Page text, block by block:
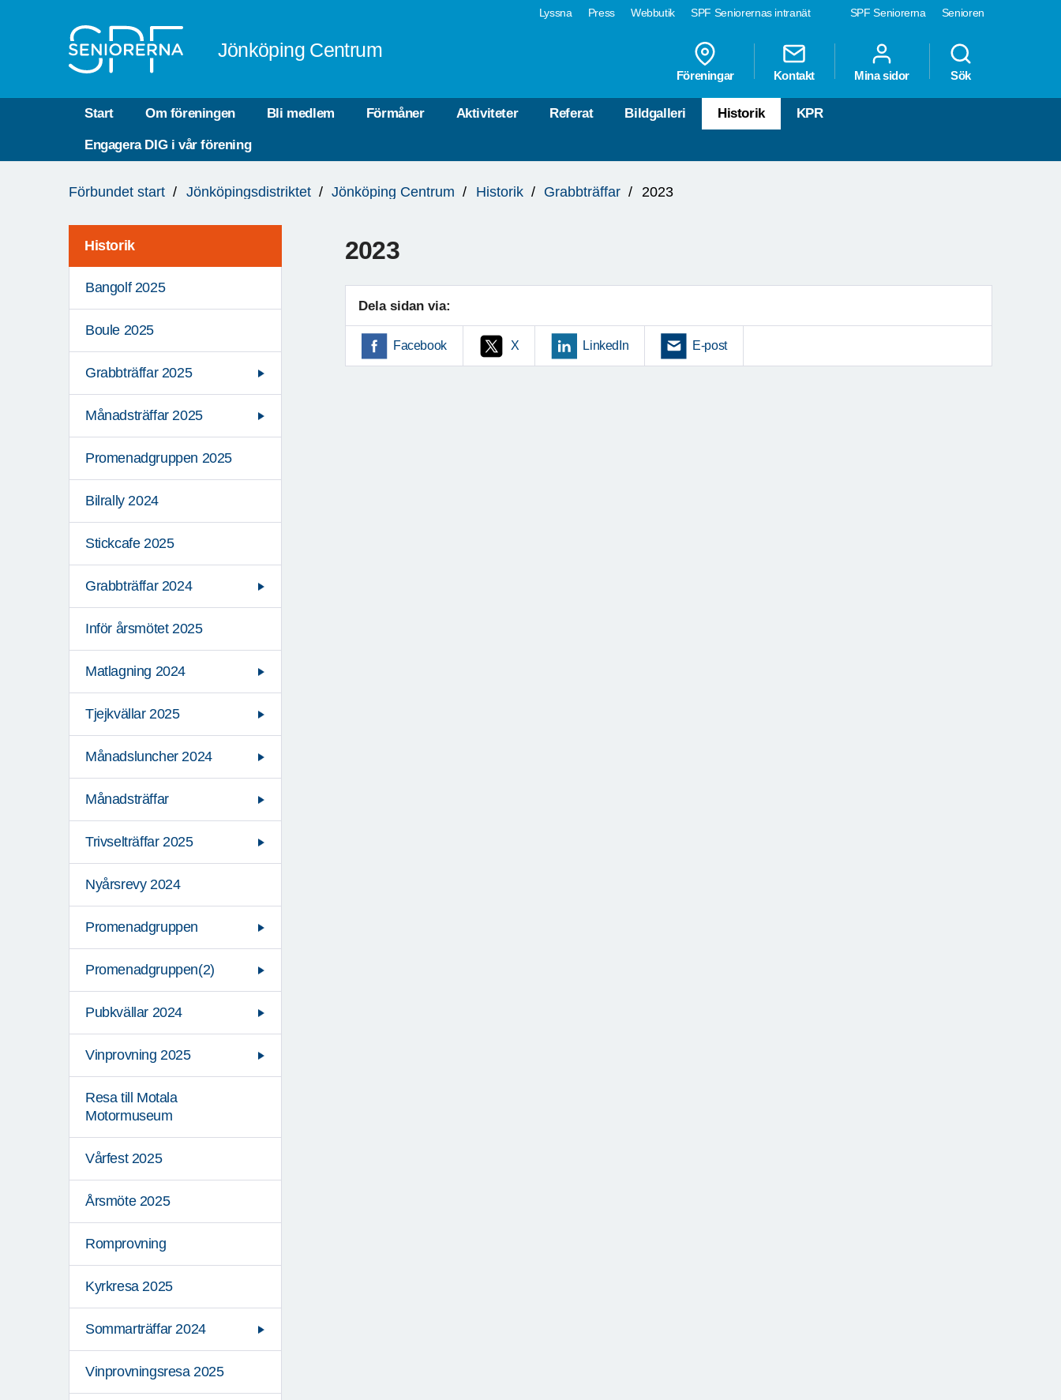
SPF Seniorerna Senioren
Lyssna Press Webbutik SPF Seniorernas intranät
Jönköping Centrum
Föreningar Kontakt Mina sidor Sök
Start Om föreningen Bli medlem Förmåner Aktiviteter Referat Bildgalleri Historik KPR
Engagera DIG i vår förening
är
Förbundet start Jönköpingsdistriktet Jönköping Centrum Historik Grabbträffar 2023
Historik
Bangolf 2025
Boule 2025
Grabbträffar 2025
Månadsträffar 2025
Promenadgruppen 2025
Bilrally 2024
Stickcafe 2025
Grabbträffar 2024
Inför årsmötet 2025
Matlagning 2024
Tjejkvällar 2025
Månadsluncher 2024
Månadsträffar
Trivselträffar 2025
Nyårsrevy 2024
Promenadgruppen
Promenadgruppen(2)
Pubkvällar 2024
Vinprovning 2025
Resa till Motala
Motormuseum
Vårfest 2025
Årsmöte 2025
Romprovning
Kyrkresa 2025
Sommarträffar 2024
Vinprovningsresa 2025
2023
Dela sidan via:
Facebook X LinkedIn E-post